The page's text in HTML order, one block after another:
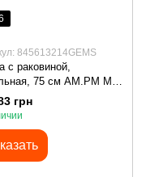
845613214GEMS
с раковиной,
75 см AM.PM M91-
WC0752WG38 GEM
грн